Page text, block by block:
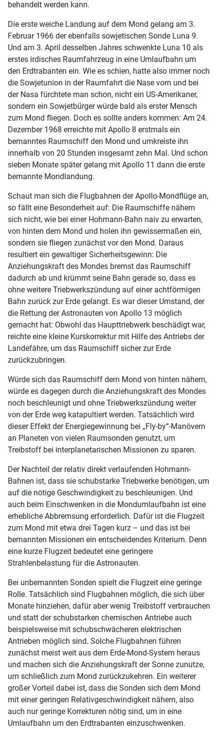
behandelt werden kann.
Die erste weiche Landung auf dem Mond gelang am 3.
Februar 1966 der ebenfalls sowjetischen Sonde Luna 9.
Und am 3. April desselben Jahres schwenkte Luna 10 als
erstes irdisches Raumfahrzeug in eine Umlaufbahn um
den Erdtrabanten ein. Wie es schien, hatte also immer noch
die Sowjetunion in der Raumfahrt die Nase vorn und bei
der Nasa fürchtete man schon, nicht ein US-Amerikaner,
sondern ein Sowjetbürger würde bald als erster Mensch
zum Mond fliegen. Doch es sollte anders kommen: Am 24.
Dezember 1968 erreichte mit Apollo 8 erstmals ein
bemanntes Raumschiff den Mond und umkreiste ihn
innerhalb von 20 Stunden insgesamt zehn Mal. Und schon
sieben Monate später gelang mit Apollo 11 dann die erste
bemannte Mondlandung.
Schaut man sich die Flugbahnen der Apollo-Mondflüge an,
so fällt eine Besonderheit auf: Die Raumschiffe nähern
sich nicht, wie bei einer Hohmann-Bahn naiv zu erwarten,
von hinten dem Mond und holen ihn gewissermaßen ein,
sondern sie fliegen zunächst vor den Mond. Daraus
resultiert ein gewaltiger Sicherheitsgewinn: Die
Anziehungskraft des Mondes bremst das Raumschiff
dadurch ab und krümmt seine Bahn gerade so, dass es
ohne weitere Triebwerkszündung auf einer achtförmigen
Bahn zurück zur Erde gelangt. Es war dieser Umstand, der
die Rettung der Astronauten von Apollo 13 möglich
gemacht hat: Obwohl das Haupttriebwerk beschädigt war,
reichte eine kleine Kurskorrektur mit Hilfe des Antriebs der
Landefähre, um das Raumschiff sicher zur Erde
zurückzubringen.
Würde sich das Raumschiff dem Mond von hinten nähern,
würde es dagegen durch die Anziehungskraft des Mondes
noch beschleunigt und ohne Triebwerkszündung weiter
von der Erde weg katapultiert werden. Tatsächlich wird
dieser Effekt der Energiegewinnung bei „Fly-by“-Manövern
an Planeten von vielen Raumsonden genutzt, um
Treibstoff bei interplanetarischen Missionen zu sparen.
Der Nachteil der relativ direkt verlaufenden Hohmann-
Bahnen ist, dass sie schubstarke Triebwerke benötigen, um
auf die nötige Geschwindigkeit zu beschleunigen. Und
auch beim Einschwenken in die Mondumlaufbahn ist eine
erhebliche Abbremsung erforderlich. Dafür ist die Flugzeit
zum Mond mit etwa drei Tagen kurz – und das ist bei
bemannten Missionen ein entscheidendes Kriterium. Denn
eine kurze Flugzeit bedeutet eine geringere
Strahlenbelastung für die Astronauten.
Bei unbemannten Sonden spielt die Flugzeit eine geringe
Rolle. Tatsächlich sind Flugbahnen möglich, die sich über
Monate hinziehen, dafür aber wenig Treibstoff verbrauchen
und statt der schubstarken chemischen Antriebe auch
beispielsweise mit schubschwächeren elektrischen
Antrieben möglich sind. Solche Flugbahnen führen
zunächst meist weit aus dem Erde-Mond-System heraus
und machen sich die Anziehungskraft der Sonne zunutze,
um schließlich zum Mond zurückzukehren. Ein weiterer
großer Vorteil dabei ist, dass die Sonden sich dem Mond
mit einer geringen Relativgeschwindigkeit nähern, also
auch nur geringe Korrekturen nötig sind, um in eine
Umlaufbahn um den Erdtrabanten einzuschwenken.